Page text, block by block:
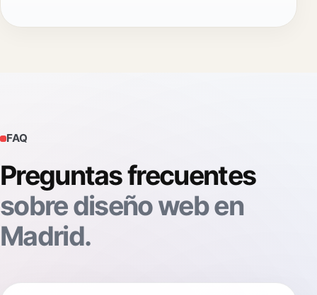
FAQ
Preguntas frecuentes
sobre diseño web en
Madrid.